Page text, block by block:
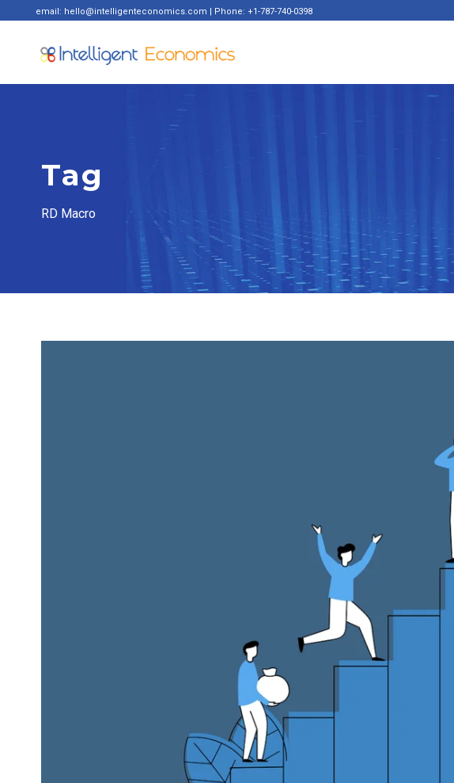
email: hello@intelligenteconomics.com | Phone: +1-787-740-0398
Tag
RD Macro